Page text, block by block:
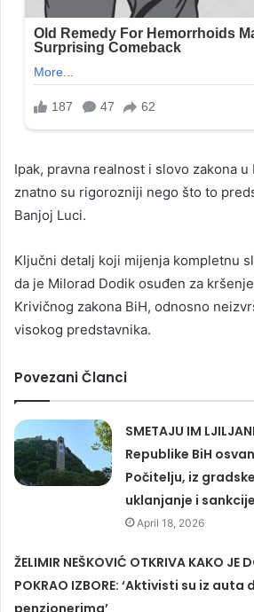
Ipak, pravna realnost i slovo zakona
znatno su rigorozniji nego što to
Banjoj Luci.
Ključni detalj koji mijenja kompletnu
da je Milorad Dodik osuđen za
Krivičnog zakona BiH, odnosno
visokog predstavnika.
Povezani Članci
SMETAJU IM
Republike BiH
Počitelju, iz
uklanjanje i sankcije
April 18, 2026
ŽELIMIR NEŠKOVIĆ OTKRIVA KAKO JE
POKRAO IZBORE: ‘Aktivisti su iz
penzionerima’